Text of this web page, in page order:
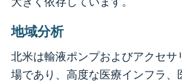
地域分析
北米は輸液ポンプおよびアクセ
場であり、高度な医療インフラ、